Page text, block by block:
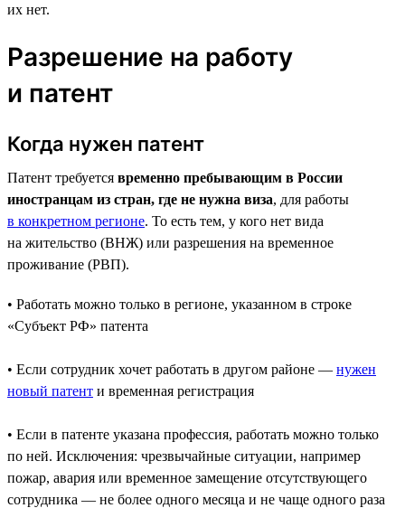
их нет.
Разрешение на работу
и патент
Когда нужен патент
Патент требуется временно пребывающим в России
иностранцам из стран, где не нужна виза, для работы
в конкретном регионе. То есть тем, у кого нет вида
на жительство (ВНЖ) или разрешения на временное
проживание (РВП).
• Работать можно только в регионе, указанном в строке
«Субъект РФ» патента
• Если сотрудник хочет работать в другом районе — нужен
новый патент и временная регистрация
• Если в патенте указана профессия, работать можно только
по ней. Исключения: чрезвычайные ситуации, например
пожар, авария или временное замещение отсутствующего
сотрудника — не более одного месяца и не чаще одного раза